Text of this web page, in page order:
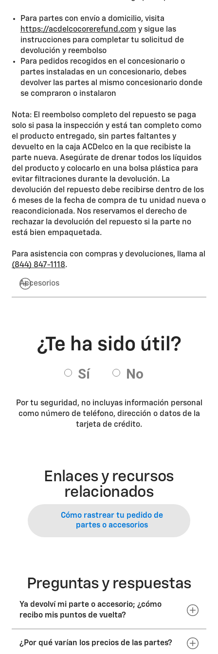
Para partes con envío a domicilio, visita
https://acdelcocorerefund.com y sigue las
instrucciones para completar tu solicitud de
devolución y reembolso
Para pedidos recogidos en el concesionario o
partes instaladas en un concesionario, debes
devolver las partes al mismo concesionario donde
se compraron o instalaron
Nota: El reembolso completo del repuesto se paga
solo si pasa la inspección y está tan completo como
el producto entregado, sin partes faltantes y
devuelto en la caja ACDelco en la que recibiste la
parte nueva. Asegúrate de drenar todos los líquidos
del producto y colocarlo en una bolsa plástica para
evitar filtraciones durante la devolución. La
devolución del repuesto debe recibirse dentro de los
6 meses de la fecha de compra de tu unidad nueva o
reacondicionada. Nos reservamos el derecho de
rechazar la devolución del repuesto si la parte no
está bien empaquetada.
Para asistencia con compras y devoluciones, llama al
(844) 847-1118.
Accesorios
Por tu seguridad, no incluyas información personal
como número de teléfono, dirección o datos de la
tarjeta de crédito.
Enlaces y recursos
relacionados
Cómo rastrear tu pedido de
partes o accesorios
Preguntas y respuestas
Ya devolví mi parte o accesorio; ¿cómo
recibo mis puntos de vuelta?
Tus puntos de GM Premios* se devolverán a tu cuenta
¿Por qué varían los precios de las partes?